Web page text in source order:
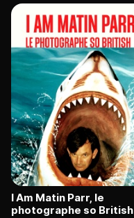
I Am Matin Parr, le
photographe so British